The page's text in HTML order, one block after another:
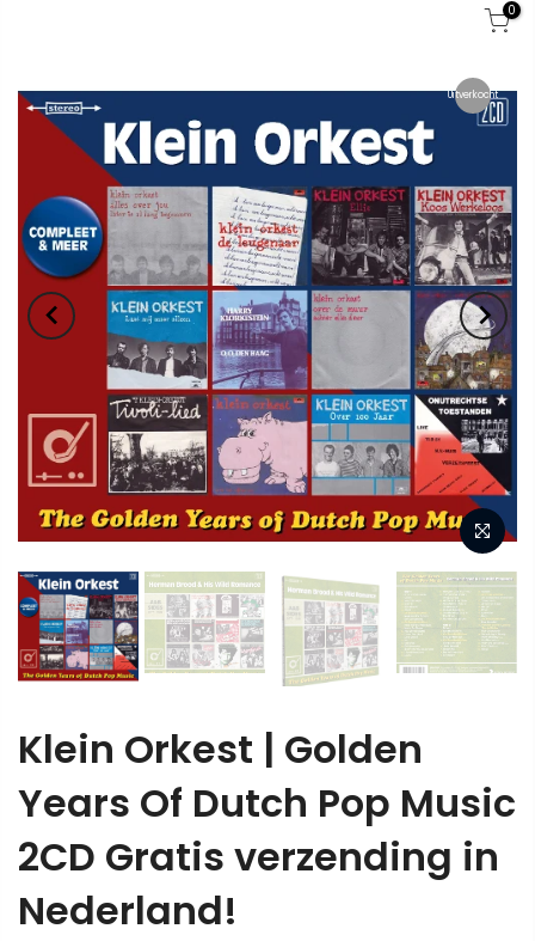
0
Uitverkocht
Klein Orkest | Golden
Years Of Dutch Pop Music
2CD Gratis verzending in
Nederland!